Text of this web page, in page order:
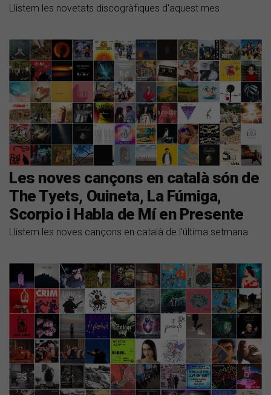
Llistem les novetats discogràfiques d'aquest mes
Les noves cançons en català són de
The Tyets, Ouineta, La Fúmiga,
Scorpio i Habla de Mí en Presente
Llistem les noves cançons en català de l'última setmana